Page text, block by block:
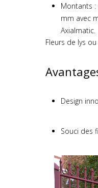
Montants
mm avec
Axialmatic.
Fleurs de lys
Design
Souci des